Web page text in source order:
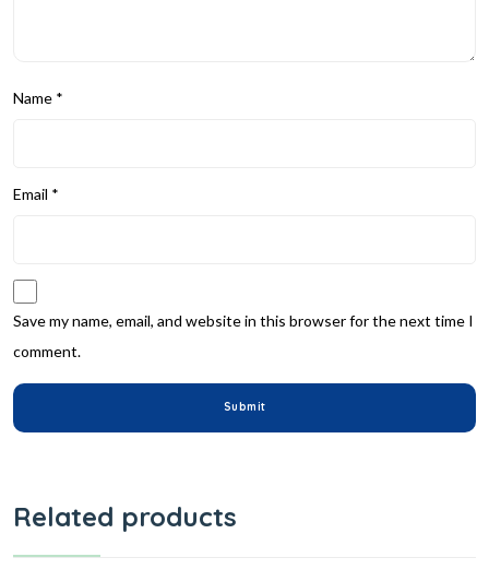
Name *
Email *
Save my name, email, and website in this browser for the next time I
comment.
Related products